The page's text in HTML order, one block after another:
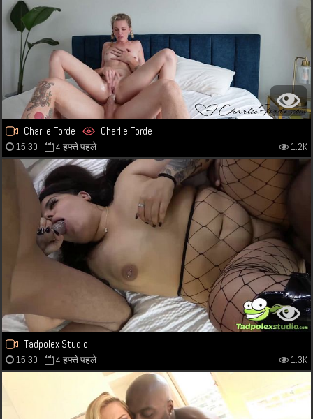
Charlie Forde Charlie Forde
15:30 4 हफ्ते पहले 1.2K
Tadpolex Studio
15:30 4 हफ्ते पहले 1.3K